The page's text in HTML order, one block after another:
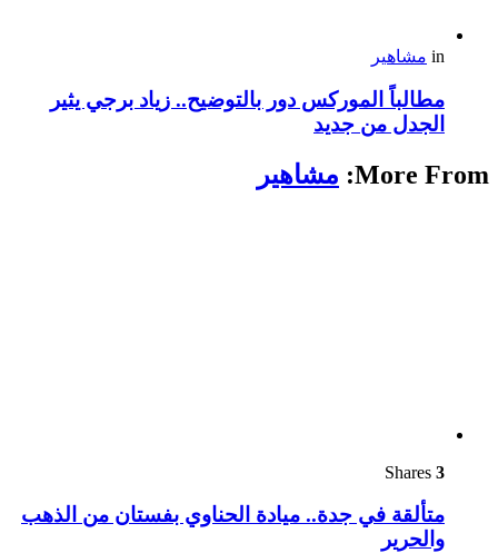
in مشاهير
مطالباً الموركس دور بالتوضيح.. زياد برجي يثير
الجدل من جديد
More From: مشاهير
3
متألقة في جدة.. ميادة الحناوي بفستان من الذهب
والحرير